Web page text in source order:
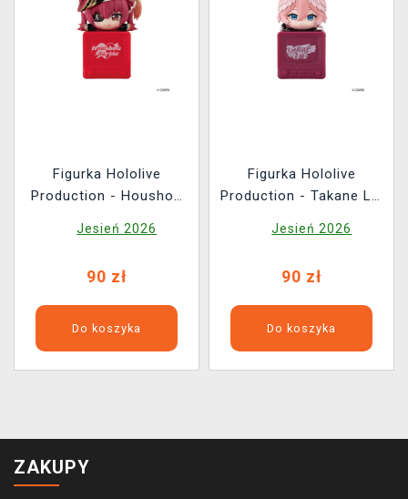
Figurka Hololive
Production - Houshou
Jesień 2026
90 zł
Do koszyka
Figurka Hololive
Production - Takane Lui
Jesień 2026
90 zł
Do koszyka
ZAKUPY